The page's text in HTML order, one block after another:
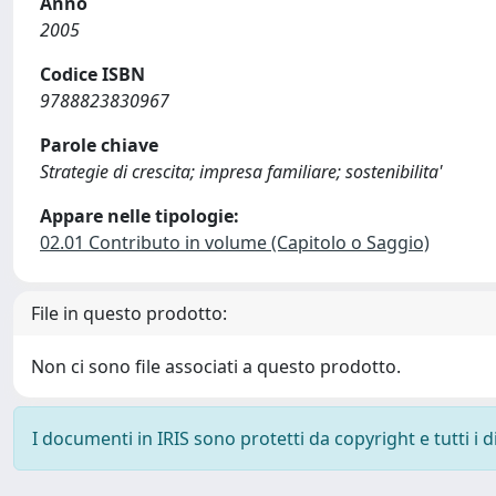
2005
Codice ISBN
9788823830967
Parole chiave
Strategie di crescita; impresa familiare; sostenibilita'
Appare nelle tipologie:
02.01 Contributo in volume (Capitolo o Saggio)
File in questo prodotto:
Non ci sono file associati a questo prodotto.
I documenti in IRIS sono protetti da copyright e tutti i